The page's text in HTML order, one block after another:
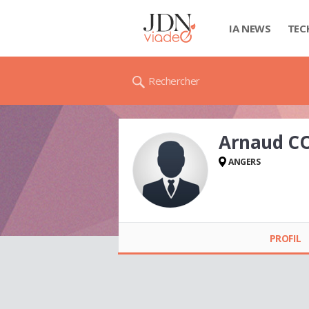
IA NEWS
Rechercher
Arnaud
ANGERS
PROFIL